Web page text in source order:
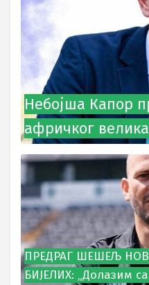
Небојша Капор
афричког
ПРЕДРАГ ШЕШЕЉ
БИЈЕЛИХ: „Долазим